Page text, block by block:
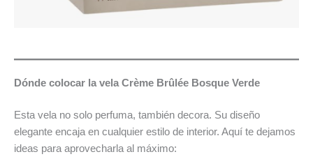
Dónde colocar la vela Crème Brûlée Bosque Verde
Esta vela no solo perfuma, también decora. Su diseño
elegante encaja en cualquier estilo de interior. Aquí te dejamos
ideas para aprovecharla al máximo: